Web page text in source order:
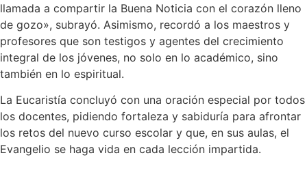
llamada a compartir la Buena Noticia con el corazón lleno
de gozo», subrayó. Asimismo, recordó a los maestros y
profesores que son testigos y agentes del crecimiento
integral de los jóvenes, no solo en lo académico, sino
también en lo espiritual.
La Eucaristía concluyó con una oración especial por todos
los docentes, pidiendo fortaleza y sabiduría para afrontar
los retos del nuevo curso escolar y que, en sus aulas, el
Evangelio se haga vida en cada lección impartida.